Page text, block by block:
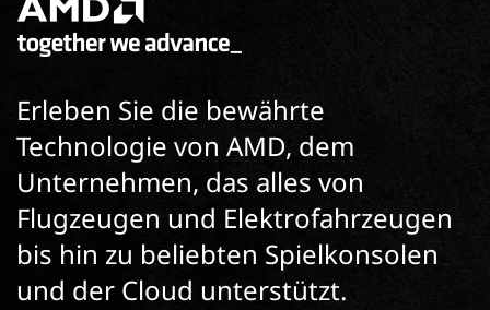
Erleben Sie die bewährte
Technologie von AMD, dem
Unternehmen, das alles von
Flugzeugen und Elektrofahrzeugen
bis hin zu beliebten Spielkonsolen
und der Cloud unterstützt.